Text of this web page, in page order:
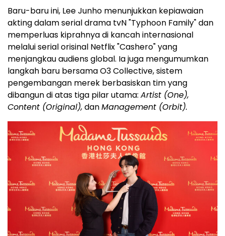
Baru-baru ini, Lee Junho menunjukkan kepiawaian
akting dalam serial drama tvN "Typhoon Family" dan
memperluas kiprahnya di kancah internasional
melalui serial orisinal Netflix "Cashero" yang
menjangkau audiens global. Ia juga mengumumkan
langkah baru bersama O3 Collective, sistem
pengembangan merek berbasiskan tim yang
dibangun di atas tiga pilar utama: Artist (One),
Content (Original), danManagement (Orbit).